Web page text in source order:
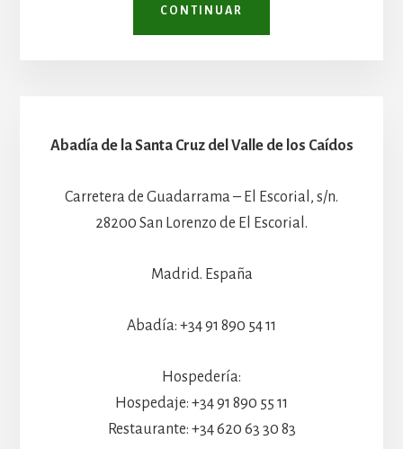
CONTINUAR
Abadía de la Santa Cruz del Valle de los Caídos
Carretera de Guadarrama – El Escorial, s/n.
28200 San Lorenzo de El Escorial.
Madrid. España
Abadía: +34 91 890 54 11
Hospedería:
Hospedaje: +34 91 890 55 11
Restaurante: +34 620 63 30 83